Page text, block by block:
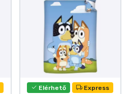
Elérhető Express